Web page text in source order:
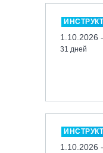
1.10.2026
31 дней
1.10.2026